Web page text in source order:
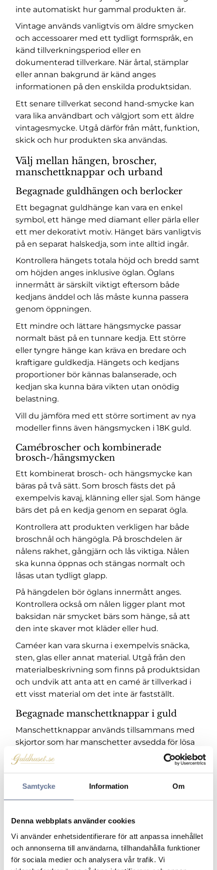
Samtycke Information Om
Denna webbplats använder cookies
Vi använder enhetsidentifierare för att anpassa innehållet
och annonserna till användarna, tillhandahålla funktioner
för sociala medier och analysera vår trafik. Vi
inte automatiskt hur gammal produkten är.
Vintage används vanligtvis om äldre smycken
och accessoarer med ett tydligt formspråk, en
känd tillverkningsperiod eller en
dokumenterad tillverkare. När årtal, stämplar
eller annan bakgrund är känd anges
informationen på den enskilda produktsidan.
Ett senare tillverkat second hand-smycke kan
vara lika användbart och välgjort som ett äldre
vintagesmycke. Utgå därför från mått, funktion,
skick och hur produkten ska användas.
Välj mellan hängen, broscher,
manschettknappar och urband
Begagnade guldhängen och berlocker
Ett begagnat guldhänge kan vara en enkel
symbol, ett hänge med diamant eller pärla eller
ett mer dekorativt motiv. Hänget bärs vanligtvis
på en separat halskedja, som inte alltid ingår.
Kontrollera hängets totala höjd och bredd samt
om höjden anges inklusive öglan. Öglans
innermått är särskilt viktigt eftersom både
kedjans änddel och lås måste kunna passera
genom öppningen.
Ett mindre och lättare hängsmycke passar
normalt bäst på en tunnare kedja. Ett större
eller tyngre hänge kan kräva en bredare och
kraftigare guldkedja. Hängets och kedjans
proportioner bör kännas balanserade, och
kedjan ska kunna bära vikten utan onödig
belastning.
Vill du jämföra med ett större sortiment av nya
modeller finns även hängsmycken i 18K guld.
Camébroscher och kombinerade
brosch-/hängsmycken
Ett kombinerat brosch- och hängsmycke kan
bäras på två sätt. Som brosch fästs det på
exempelvis kavaj, klänning eller sjal. Som hänge
bärs det på en kedja genom en separat ögla.
Kontrollera att produkten verkligen har både
broschnål och hängögla. På broschdelen är
nålens rakhet, gångjärn och lås viktiga. Nålen
ska kunna öppnas och stängas normalt och
låsas utan tydligt glapp.
På hängdelen bör öglans innermått anges.
Kontrollera också om nålen ligger plant mot
baksidan när smycket bärs som hänge, så att
den inte skaver mot kläder eller hud.
Caméer kan vara skurna i exempelvis snäcka,
sten, glas eller annat material. Utgå från den
materialbeskrivning som finns på produktsidan
och undvik att anta att en camé är tillverkad i
ett visst material om det inte är fastställt.
Begagnade manschettknappar i guld
Manschettknappar används tillsammans med
skjortor som har manschetter avsedda för lösa
knappar. De kan vara släta, mönstrade eller
försedda med sten och förekommer i flera olika
angivna vikten bör tydligt beskrivas som total
vikt för paret eller vikt för ett enskilt exemplar.
Jämför frontplattans höjd och bredd. En mindre
front ger ett diskret uttryck, medan en större